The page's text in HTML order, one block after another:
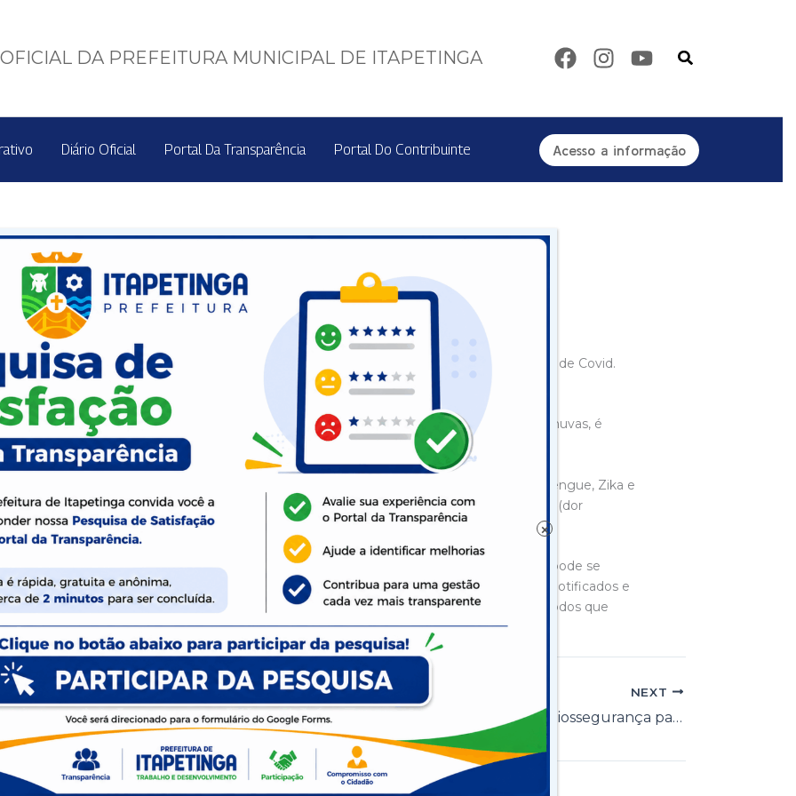
DA PREFEITURA MUNICIPAL DE ITAPETINGA Pesquisar
Diário Oficial Portal Da Transparência Portal Do Contribuinte Acesso a informação
ser combatido
está desafiando a Saúde do Brasil com um aumento exponencial do número de casos de Covid.
com eficácia comprovada e ainda não temos vacinas para todos.
na saúde pública. Esta época do ano, marcada por temperaturas mais baixas e chuvas, é
de outras doenças.
também enfrentamos as doenças transmitidas pelo mosquito Aedes aegypti, como Dengue, Zika e
porque essas patologias têm sintomas muito parecidos com a Covid-19: febre, mialgia (dor
Aedes Aegypti, a Dengue é uma das maiores preocupações, uma vez que seu quadro pode se
de endemias Márcio Ribeiro, Itapetinga registrou, de 2019 para 2020, 427 casos notificados e
02 casos notificados nas primeiras 9 semanas”, afirmou o Coordenador, pedindo a todos que
possíveis focos da dengue.
Governador estende medidas restritivas por mais 48h
NEXT
Prefeitura implanta Programa de Biossegurança para a Equipe Técnica da Matinha.
×